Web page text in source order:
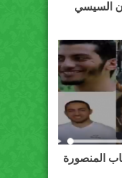
السيسي
المنصورة